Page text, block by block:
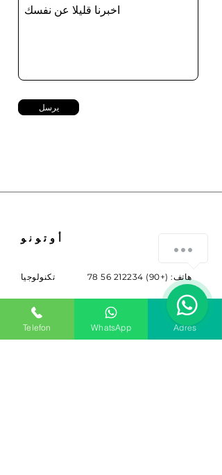
يرسل
أوتونو
تكنولوجيا هاتف: (+90) 212234 56 78
info@sitem.com
حياة مهنية
Buyukdere Cad. لا. 263
Telefon WhatsApp Adres